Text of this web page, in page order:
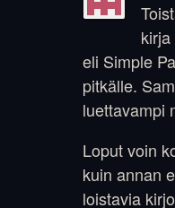
eli Simple
pitkälle.
luettavampi
Loput voin
kuin annan
loistavia